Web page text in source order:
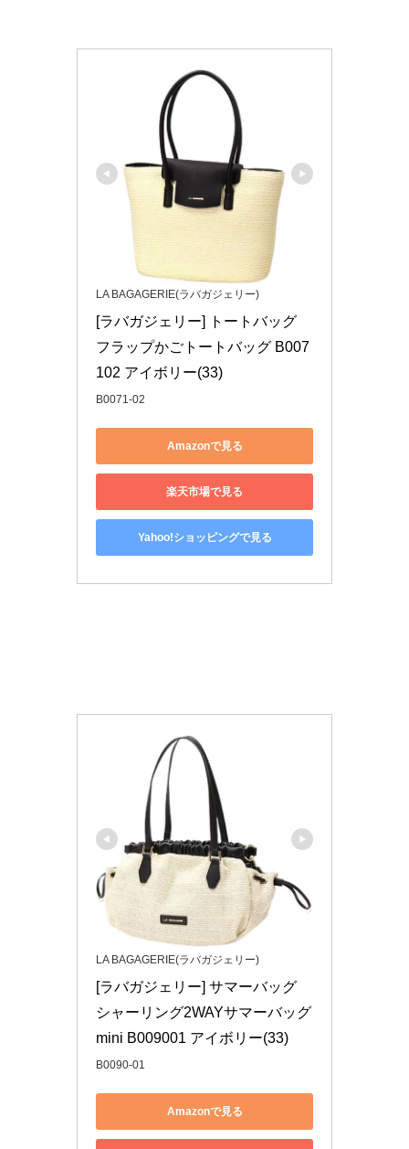
LA BAGAGERIE(ラバガジェリー)
[ラバガジェリー] トートバッグ
フラップかごトートバッグ B007
102 アイボリー(33)
B0071-02
Amazonで見る
楽天市場で見る
Yahoo!ショッピングで見る
LA BAGAGERIE(ラバガジェリー)
[ラバガジェリー] サマーバッグ
シャーリング2WAYサマーバッグ
mini B009001 アイボリー(33)
B0090-01
Amazonで見る